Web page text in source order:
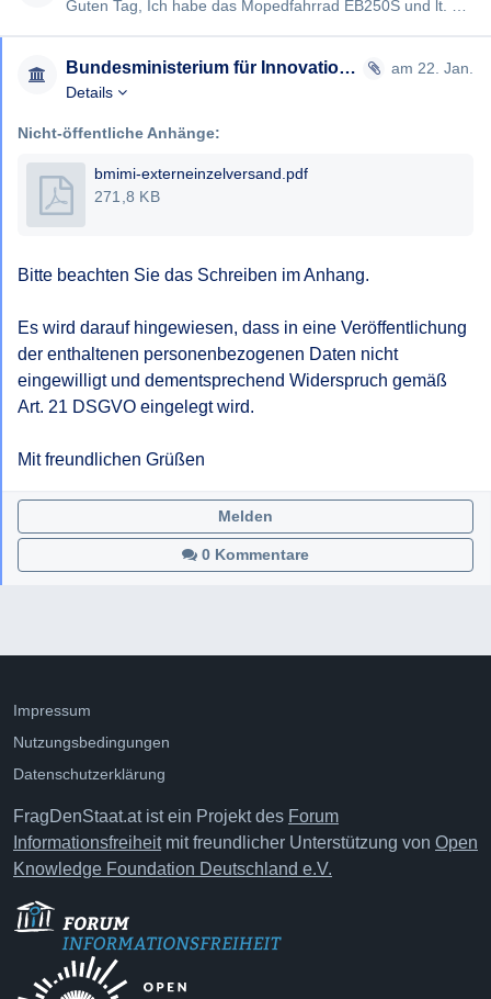
Bundesministerium für Innovation, Mobilität und Infrastruktur
am 22. Jan.
Details
Nicht-öffentliche Anhänge:
bmimi-externeinzelversand.pdf
271,8 KB
Bitte beachten Sie das Schreiben im Anhang.
Es wird darauf hingewiesen, dass in eine Veröffentlichung
der enthaltenen personenbezogenen Daten nicht
eingewilligt und dementsprechend Widerspruch gemäß
Art. 21 DSGVO eingelegt wird.
Mit freundlichen Grüßen
0 Kommentare
Melden
Impressum
Nutzungsbedingungen
Datenschutzerklärung
FragDenStaat.at ist ein Projekt des Forum
Informationsfreiheitmit freundlicher Unterstützung von Open
Knowledge Foundation Deutschland e.V.